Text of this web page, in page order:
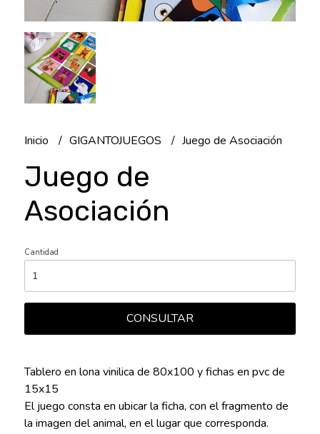
Inicio GIGANTOJUEGOS Juego de Asociación
Juego de
Asociación
Cantidad
CONSULTAR
Tablero en lona vinilica de 80x100 y fichas en pvc de
15x15
El juego consta en ubicar la ficha, con el fragmento de
la imagen del animal, en el lugar que corresponda.